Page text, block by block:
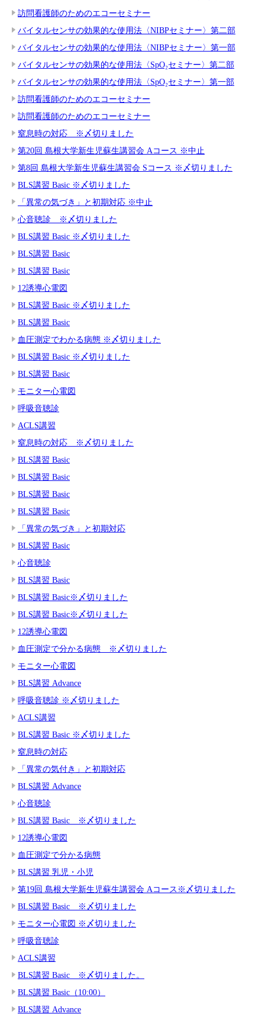
訪問看護師のためのエコーセミナー
バイタルセンサの効果的な使用法〈NIBPセミナー〉第二部
バイタルセンサの効果的な使用法〈NIBPセミナー〉第一部
バイタルセンサの効果的な使用法〈SpO₂セミナー〉第二部
バイタルセンサの効果的な使用法〈SpO₂セミナー〉第一部
訪問看護師のためのエコーセミナー
訪問看護師のためのエコーセミナー
窒息時の対応 ※〆切りました
第20回 島根大学新生児蘇生講習会 Aコース ※中止
第8回 島根大学新生児蘇生講習会 Sコース ※〆切りました
BLS講習 Basic ※〆切りました
「異常の気づき」と初期対応 ※中止
心音聴診 ※〆切りました
BLS講習 Basic ※〆切りました
BLS講習 Basic
BLS講習 Basic
12誘導心電図
BLS講習 Basic ※〆切りました
BLS講習 Basic
血圧測定でわかる病態 ※〆切りました
BLS講習 Basic ※〆切りました
BLS講習 Basic
モニター心電図
呼吸音聴診
ACLS講習
窒息時の対応 ※〆切りました
BLS講習 Basic
BLS講習 Basic
BLS講習 Basic
BLS講習 Basic
「異常の気づき」と初期対応
BLS講習 Basic
心音聴診
BLS講習 Basic
BLS講習 Basic※〆切りました
BLS講習 Basic※〆切りました
12誘導心電図
血圧測定で分かる病態 ※〆切りました
モニター心電図
BLS講習 Advance
呼吸音聴診 ※〆切りました
ACLS講習
BLS講習 Basic ※〆切りました
窒息時の対応
「異常の気付き」と初期対応
BLS講習 Advance
心音聴診
BLS講習 Basic ※〆切りました
12誘導心電図
血圧測定で分かる病態
BLS講習 乳児・小児
第19回 島根大学新生児蘇生講習会 Aコース※〆切りました
BLS講習 Basic ※〆切りました
モニター心電図 ※〆切りました
呼吸音聴診
ACLS講習
BLS講習 Basic ※〆切りました。
BLS講習 Basic（10:00）
BLS講習 Advance